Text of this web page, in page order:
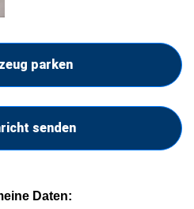
parken
senden
Daten: